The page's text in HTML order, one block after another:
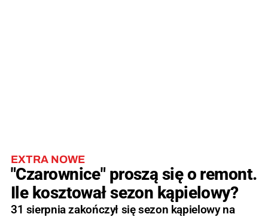
EXTRA NOWE
"Czarownice" proszą się o remont.
Ile kosztował sezon kąpielowy?
31 sierpnia zakończył się sezon kąpielowy na